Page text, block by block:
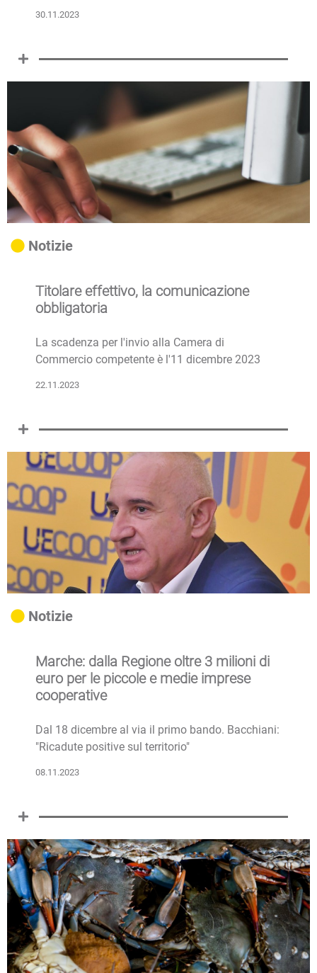
30.11.2023
Notizie
Titolare effettivo, la comunicazione
obbligatoria
La scadenza per l'invio alla Camera di
Commercio competente è l'11 dicembre 2023
22.11.2023
Notizie
Marche: dalla Regione oltre 3 milioni di
euro per le piccole e medie imprese
cooperative
Dal 18 dicembre al via il primo bando. Bacchiani:
"Ricadute positive sul territorio"
08.11.2023